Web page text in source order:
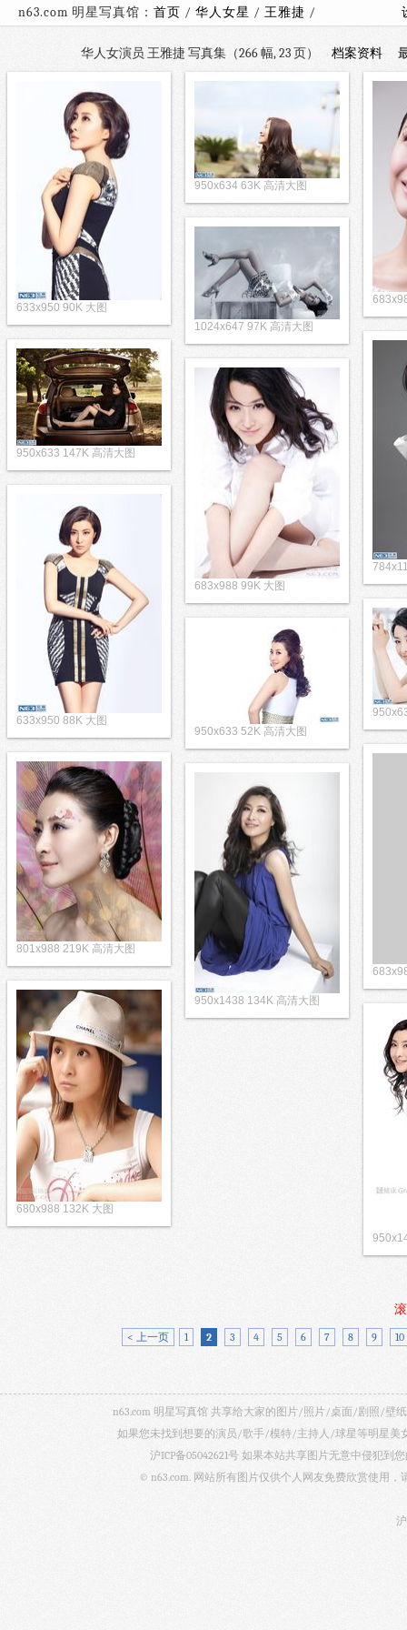
n63.com 明星写真馆： 首页 / 华人女星 / 王雅捷 /
华人女演员 王雅捷 写真集（266 幅, 23 页） 档案资料
633x950 90K 大图
950x634 63K 高清大图
1024x647 97K 高清大图
950x633 147K 高清大图
683x988 99K 大图
633x950 88K 大图
950x633 52K 高清大图
801x988 219K 高清大图
950x1438 134K 高清大图
680x988 132K 大图
< 上一页 1 2 3 4 5 6 7 8 9 10
n63.com 明星写真馆 共享给大家的图片/照片/桌面/剧照/壁
如果您未找到想要的演员/歌手/模特/主持人/球星等明星美
沪ICP备05042621号 如果本站共享图片无意中侵犯到
© n63.com. 网站所有图片仅供个人网友免费欣赏使用